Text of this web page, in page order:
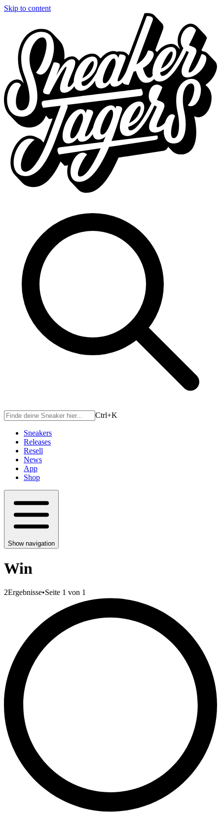
Skip to content
Ctrl+K
Sneakers
Releases
Resell
News
App
Shop
Show navigation
Win
2Ergebnisse•Seite 1 von 1